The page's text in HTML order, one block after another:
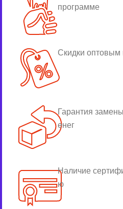
программе
Скидки
Гарантия
енег
Наличие
ю